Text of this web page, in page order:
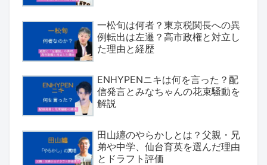
一松旬は何者？東京税関長への異
例転出は左遷？高市政権と対立し
た理由と経歴
ENHYPENニキは何を言った？配
信発言とみなちゃんの花束騒動を
解説
田山纏のやらかしとは？父親・兄
弟や中学、仙台育英を選んだ理由
とドラフト評価